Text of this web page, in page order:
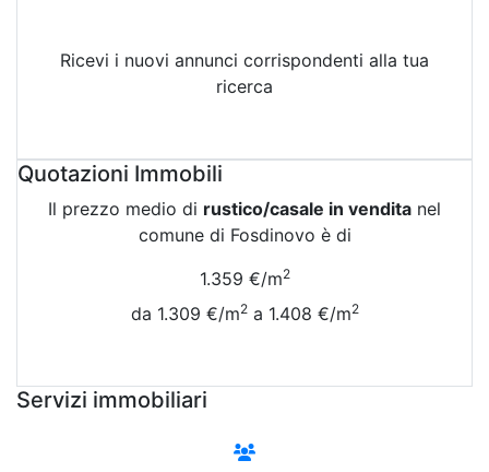
Ricevi i nuovi annunci corrispondenti alla tua
ricerca
Quotazioni Immobili
Il prezzo medio di rustico/casale in vendita nel
comune di Fosdinovo è di
1.359 €/m2
da 1.309 €/m2a 1.408 €/m2
Servizi immobiliari